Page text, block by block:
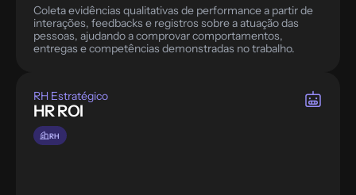
Coleta evidências qualitativas de performance a partir de
interações, feedbacks e registros sobre a atuação das
pessoas, ajudando a comprovar comportamentos,
entregas e competências demonstradas no trabalho.
RH Estratégico
HR ROI
RH